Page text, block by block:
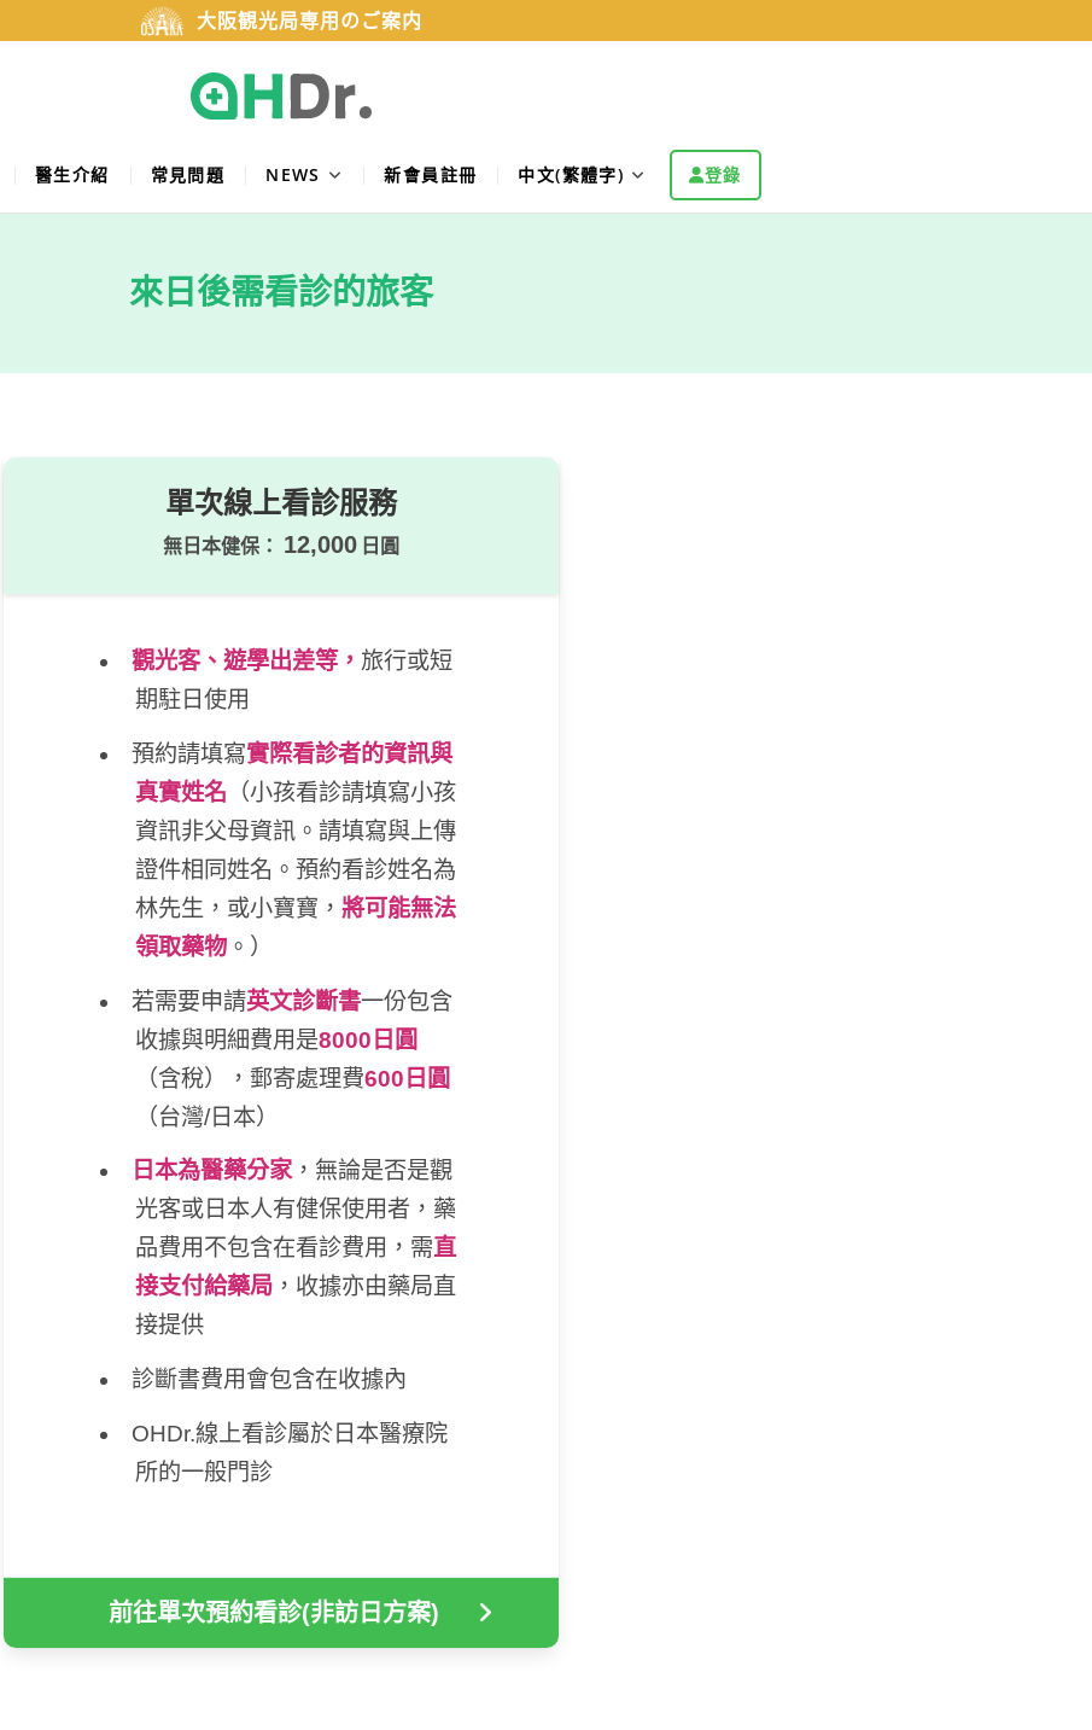
大阪観光局専用のご案内
醫生介紹 常見問題 NEWS 新會員註冊 中文(繁體字) 登錄
來日後需看診的旅客
單次線上看診服務
無日本健保： 12,000 日圓
觀光客、遊學出差等， 旅行或短
期駐日使用
預約請填寫實際看診者的資訊與
真實姓名 （小孩看診請填寫小孩
資訊非父母資訊。請填寫與上傳
證件相同姓名。預約看診姓名為
林先生，或小寶寶， 將可能無法
領取藥物 。）
若需要申請英文診斷書一份包含
收據與明細費用是8000日圓
（含稅），郵寄處理費600日圓
（台灣/日本）
日本為醫藥分家，無論是否是觀
光客或日本人有健保使用者，藥
品費用不包含在看診費用，需直
接支付給藥局 ，收據亦由藥局直
接提供
診斷書費用會包含在收據內
OHDr.線上看診屬於日本醫療院
所的一般門診
前往單次預約看診(非訪日方案)